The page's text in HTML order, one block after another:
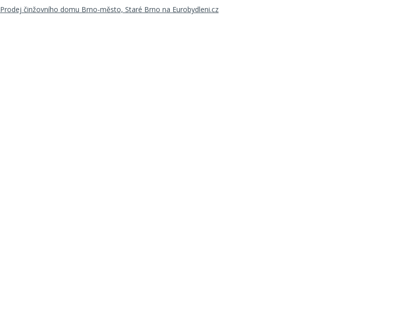
Prodej činžovního domu Brno-město, Staré Brno na Eurobydleni.cz